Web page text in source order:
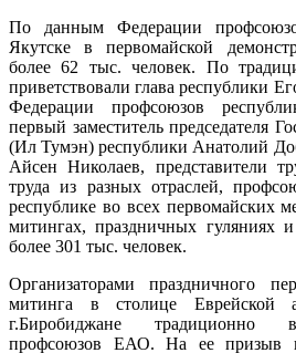
По данным Федерации
Якутске в первомайской
более 62 тыс. человек. По
приветствовали глава республики
Федерации профсоюзов
первый заместитель председателя
(Ил Тумэн) республики Анатолий
Айсен Николаев, представители
труда из разных отраслей,
республике во всех первомайских
митингах, праздничных гуляниях
более 301 тыс. человек.
Организаторами праздничного
митинга в столице Еврейской
г.Биробиджане традиционно
профсоюзов ЕАО. На ее призыв